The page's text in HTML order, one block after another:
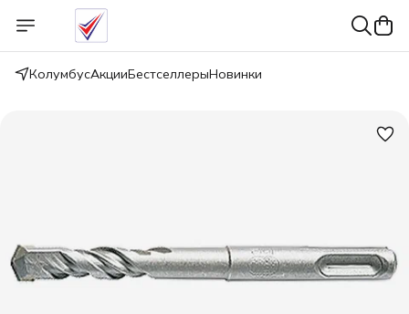
КолумбусАкцииБестселлерыНовинки